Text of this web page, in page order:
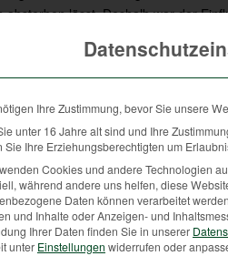
lässt. Deshalb war der
ihrer Erziehung.“
sind in Bewegung, alle Sinne
zieht die Natur sie in ihren Bann.
Wiesenflur, wenn man sich die
Lebensraum unserer heimischen
stellt der Oberösterreichischen
Ihre Zustimmung, bevor Sie unsere
unter 16 Jahre alt sind und Ihre
Sie Ihre Erziehungsberechtigten um
Cookies und andere Technologien
während andere uns helfen, diese
Daten können verarbeitet
und Inhalte oder Anzeigen- und
Ihrer Daten finden Sie in unserer
unter Einstellungen widerrufen oder